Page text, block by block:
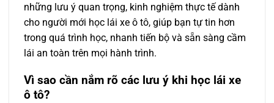
những lưu ý quan trọng, kinh nghiệm thực tế dành
cho người mới học lái xe ô tô, giúp bạn tự tin hơn
trong quá trình học, nhanh tiến bộ và sẵn sàng cầm
lái an toàn trên mọi hành trình.
Vì sao cần nắm rõ các lưu ý khi học lái xe
ô tô?